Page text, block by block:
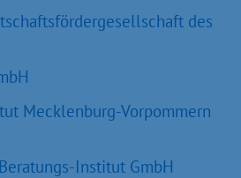
des
Mecklenburg-Vorpommern
Institut GmbH